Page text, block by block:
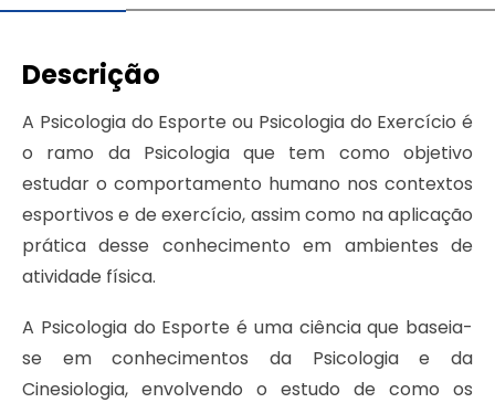
Descrição
A Psicologia do Esporte ou Psicologia do Exercício é
o ramo da Psicologia que tem como objetivo
estudar o comportamento humano nos contextos
esportivos e de exercício, assim como na aplicação
prática desse conhecimento em ambientes de
atividade física.
A Psicologia do Esporte é uma ciência que baseia-
se em conhecimentos da Psicologia e da
Cinesiologia, envolvendo o estudo de como os